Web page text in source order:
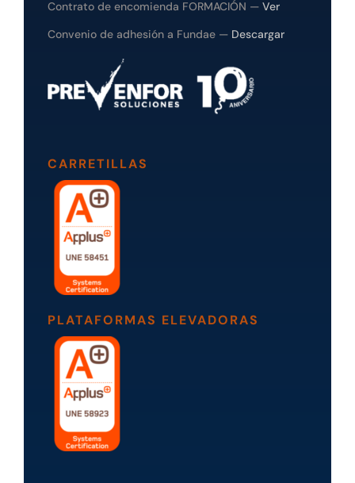
Contrato de encomienda FORMACIÓN — Ver
Convenio de adhesión a Fundae — Descargar
CARRETILLAS
PLATAFORMAS ELEVADORAS